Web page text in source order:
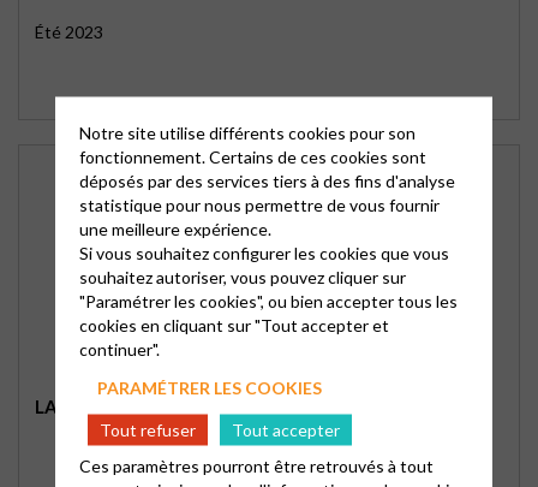
Été 2023
LA VOIX AU CHAPITRE
Notre site utilise différents cookies pour son
fonctionnement. Certains de ces cookies sont
déposés par des services tiers à des fins d'analyse
statistique pour nous permettre de vous fournir
une meilleure expérience.
Si vous souhaitez configurer les cookies que vous
souhaitez autoriser, vous pouvez cliquer sur
"Paramétrer les cookies", ou bien accepter tous les
cookies en cliquant sur "Tout accepter et
continuer".
PARAMÉTRER LES COOKIES
Tout refuser
Tout accepter
Ces paramètres pourront être retrouvés à tout